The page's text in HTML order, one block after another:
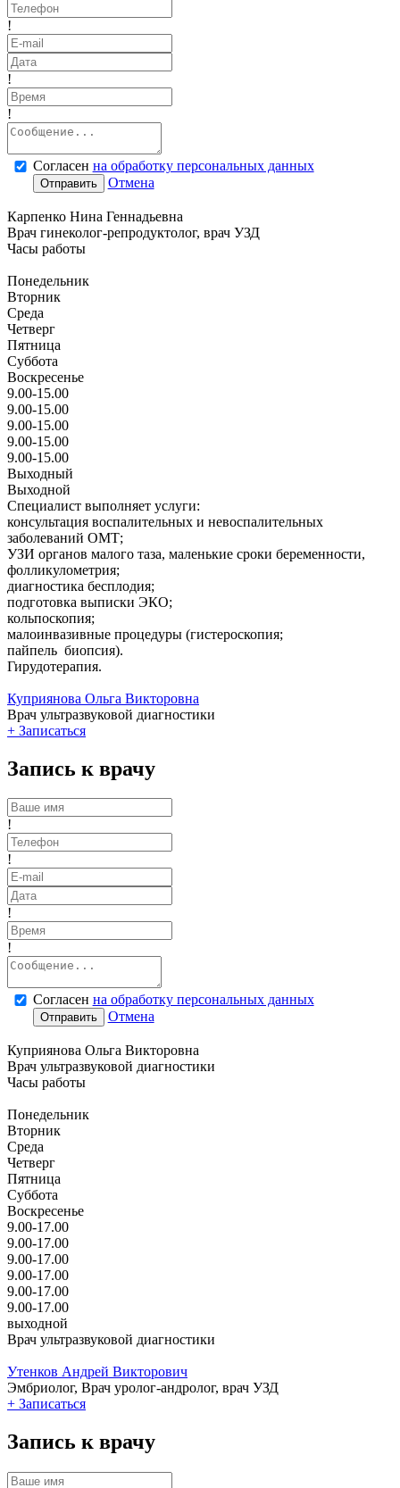
!
!
!
Согласен на обработку персональных данных
Отправить Отмена
Карпенко Нина Геннадьевна
Врач гинеколог-репродуктолог, врач УЗД
Часы работы
Понедельник
Вторник
Среда
Четверг
Пятница
Суббота
Воскресенье
9.00-15.00
9.00-15.00
9.00-15.00
9.00-15.00
9.00-15.00
Выходный
Выходной
Специалист выполняет услуги:
консультация воспалительных и невоспалительных
заболеваний ОМТ;
УЗИ органов малого таза, маленькие сроки беременности,
фолликулометрия;
диагностика бесплодия;
подготовка выписки ЭКО;
кольпоскопия;
малоинвазивные процедуры (гистероскопия;
пайпель биопсия).
Гирудотерапия.
Куприянова Ольга Викторовна
Врач ультразвуковой диагностики
+ Записаться
Запись к врачу
!
!
!
!
Согласен на обработку персональных данных
Отправить Отмена
Куприянова Ольга Викторовна
Врач ультразвуковой диагностики
Часы работы
Понедельник
Вторник
Среда
Четверг
Пятница
Суббота
Воскресенье
9.00-17.00
9.00-17.00
9.00-17.00
9.00-17.00
9.00-17.00
9.00-17.00
выходной
Врач ультразвуковой диагностики
Утенков Андрей Викторович
Эмбриолог, Врач уролог-андролог, врач УЗД
+ Записаться
Запись к врачу